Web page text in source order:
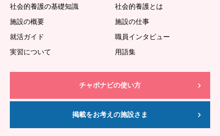
社会的養護の基礎知識
社会的養護とは
施設の概要
施設の仕事
就活ガイド
職員インタビュー
実習について
用語集
チャボナビの使い方
掲載をお考えの施設さま